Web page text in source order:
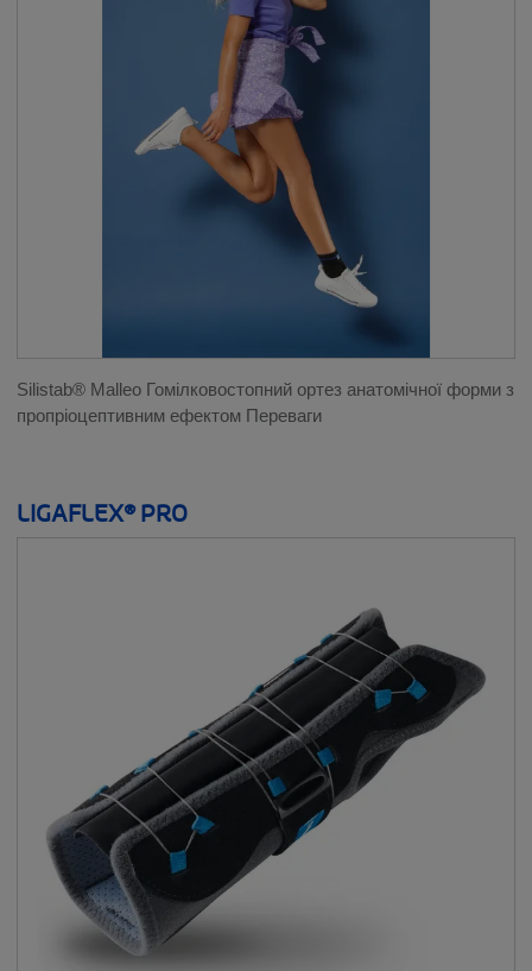
ОРТЕЗИ І ШИНИ
КОМПРЕСІЙНИЙ ТРИКОТАЖ
ЕЛАСТИЧНІ БИНТИ ТА MOBIDERM®
ИНДИВИДУАЛЬНАЯ
КОМПРЕССИОННАЯ ОДЕЖДА
ВСПОМОГАТЕЛЬНЫЕ ПРОДУКТЫ
ГРУДНІ ПРОТЕЗИ
THUASNE SPORT
Silistab® Malleo Гомілковостопний ортез анатомічної форми з
пропріоцептивним ефектом Переваги
LIGAFLEX® PRO